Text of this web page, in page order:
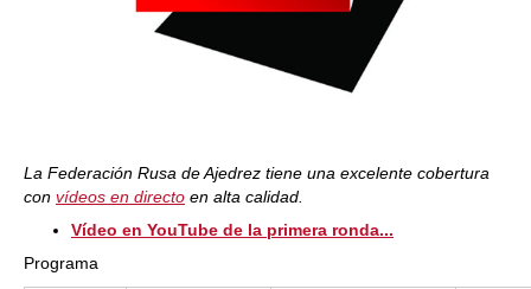
La Federación Rusa de Ajedrez tiene una excelente cobertura
con vídeos en directo en alta calidad.
Vídeo en YouTube de la primera ronda...
Programa